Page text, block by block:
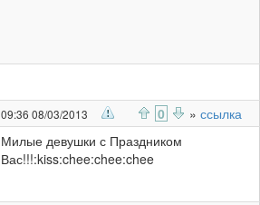
09:36 08/03/2013 0 » ссылка
Милые девушки с Праздником
Вас!!!:kiss:chee:chee:chee